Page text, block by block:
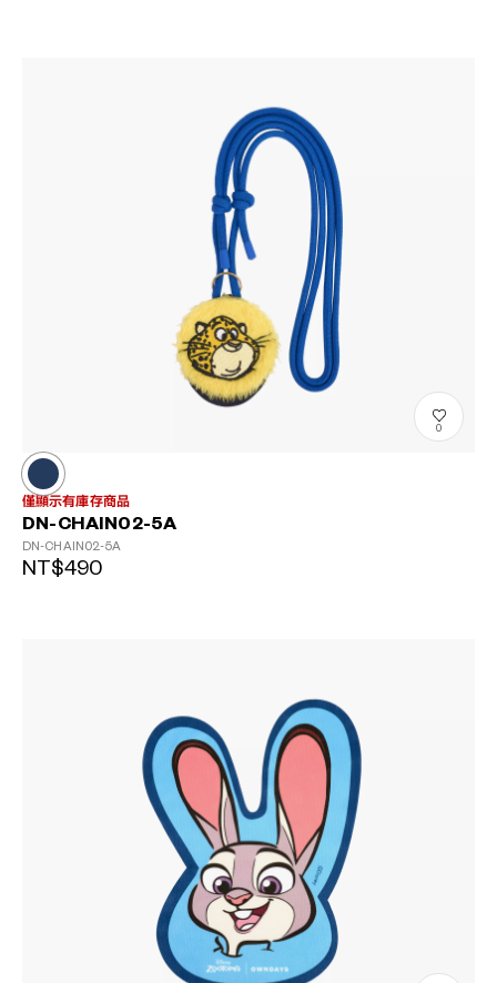
0
僅顯示有庫存商品
DN-CHAIN02-5A
DN-CHAIN02-5A
NT$490